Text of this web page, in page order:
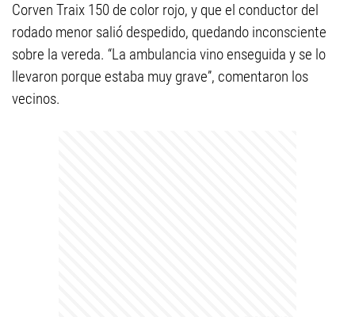
Corven Traix 150 de color rojo, y que el conductor del
rodado menor salió despedido, quedando inconsciente
sobre la vereda. “La ambulancia vino enseguida y se lo
llevaron porque estaba muy grave”, comentaron los
vecinos.